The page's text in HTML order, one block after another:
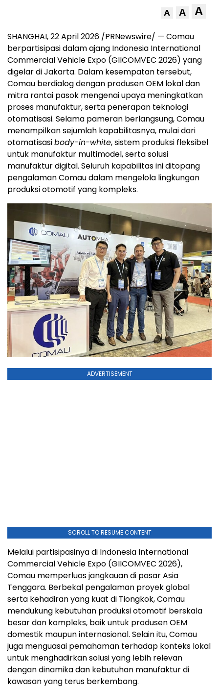
A A A
SHANGHAI, 22 April 2026 /PRNewswire/ — Comau
berpartisipasi dalam ajang Indonesia International
Commercial Vehicle Expo (GIICOMVEC 2026) yang
digelar di Jakarta. Dalam kesempatan tersebut,
Comau berdialog dengan produsen OEM lokal dan
mitra rantai pasok mengenai upaya meningkatkan
proses manufaktur, serta penerapan teknologi
otomatisasi. Selama pameran berlangsung, Comau
menampilkan sejumlah kapabilitasnya, mulai dari
otomatisasibody-in-white, sistem produksi fleksibel
untuk manufaktur multimodel, serta solusi
manufaktur digital. Seluruh kapabilitas ini ditopang
pengalaman Comau dalam mengelola lingkungan
produksi otomotif yang kompleks.
ADVERTISEMENT
SCROLL TO RESUME CONTENT
Melalui partisipasinya di Indonesia International
Commercial Vehicle Expo (GIICOMVEC 2026),
Comau memperluas jangkauan di pasar Asia
Tenggara. Berbekal pengalaman proyek global
serta kehadiran yang kuat di Tiongkok, Comau
mendukung kebutuhan produksi otomotif berskala
besar dan kompleks, baik untuk produsen OEM
domestik maupun internasional. Selain itu, Comau
juga menguasai pemahaman terhadap konteks lokal
untuk menghadirkan solusi yang lebih relevan
dengan dinamika dan kebutuhan manufaktur di
kawasan yang terus berkembang.